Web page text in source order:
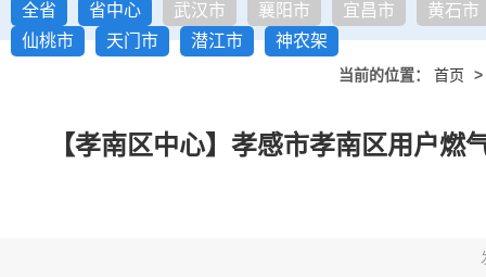
全省 省中心 武汉市 襄阳市 宜昌市
黄石市
仙桃市
天门市 潜江市 神农架
当前的位置： 首页 >
【孝南区中心】孝感市孝南区用户